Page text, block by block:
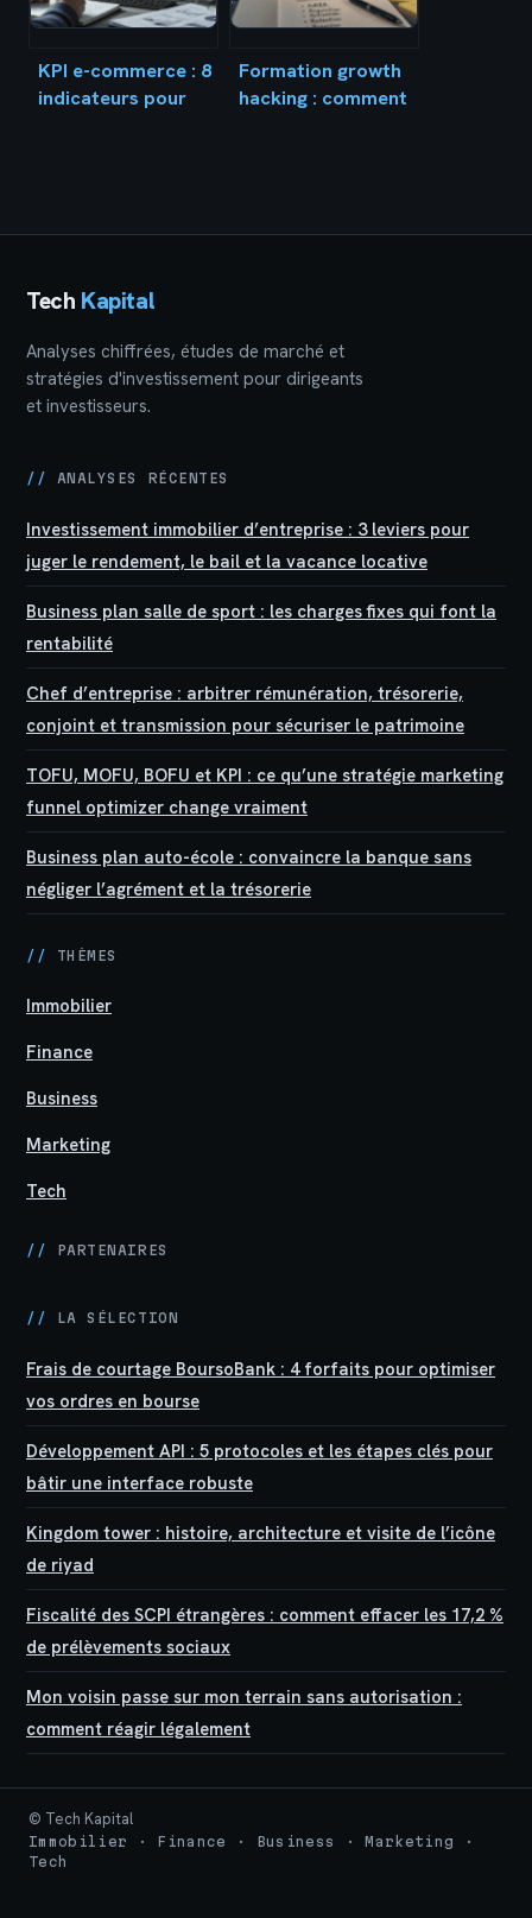
KPI e-commerce : 8
indicateurs pour
Formation growth
hacking : comment
Tech Kapital
Analyses chiffrées, études de marché et
stratégies d'investissement pour dirigeants
et investisseurs.
// ANALYSES RÉCENTES
Investissement immobilier d’entreprise : 3 leviers pour
juger le rendement, le bail et la vacance locative
Business plan salle de sport : les charges fixes qui font la
rentabilité
Chef d’entreprise : arbitrer rémunération, trésorerie,
conjoint et transmission pour sécuriser le patrimoine
TOFU, MOFU, BOFU et KPI : ce qu’une stratégie marketing
funnel optimizer change vraiment
Business plan auto-école : convaincre la banque sans
négliger l’agrément et la trésorerie
// THÈMES
Immobilier
Finance
Business
Marketing
Tech
// PARTENAIRES
// LA SÉLECTION
Frais de courtage BoursoBank : 4 forfaits pour optimiser
vos ordres en bourse
Développement API : 5 protocoles et les étapes clés pour
bâtir une interface robuste
Kingdom tower : histoire, architecture et visite de l’icône
de riyad
Fiscalité des SCPI étrangères : comment effacer les 17,2 %
de prélèvements sociaux
Mon voisin passe sur mon terrain sans autorisation :
comment réagir légalement
© Tech Kapital
Immobilier · Finance · Business · Marketing ·
Tech